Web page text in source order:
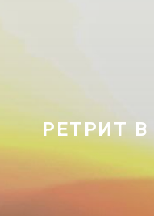
РЕТРИТ